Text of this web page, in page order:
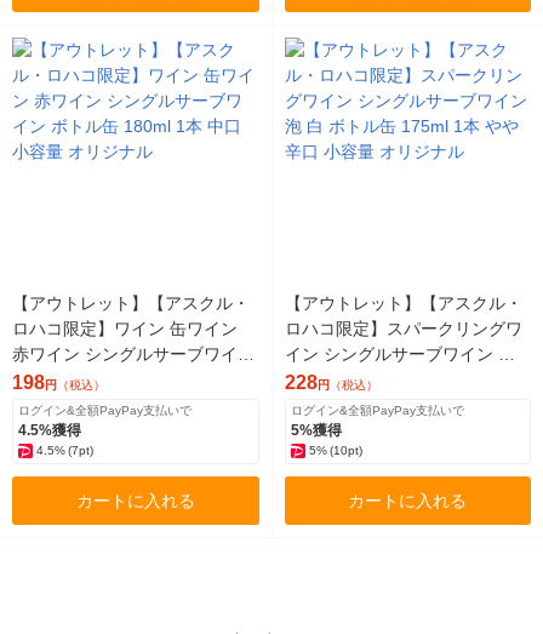
【アウトレット】【アスクル・
ロハコ限定】ワイン 缶ワイン
赤ワイン シングルサーブワイン
ボトル缶 180ml 1本 中口 小容量
オリジナル
198円 （税込）
ログイン&全額PayPay支払いで
4.5%獲得
4.5%(7pt)
カートに入れる
【アウトレット】【アスクル・
ロハコ限定】スパークリングワ
イン シングルサーブワイン 泡
白 ボトル缶 175ml 1本 やや辛口
小容量 オリジナル
228円 （税込）
ログイン&全額PayPay支払いで
5%獲得
5% (10pt)
カートに入れる